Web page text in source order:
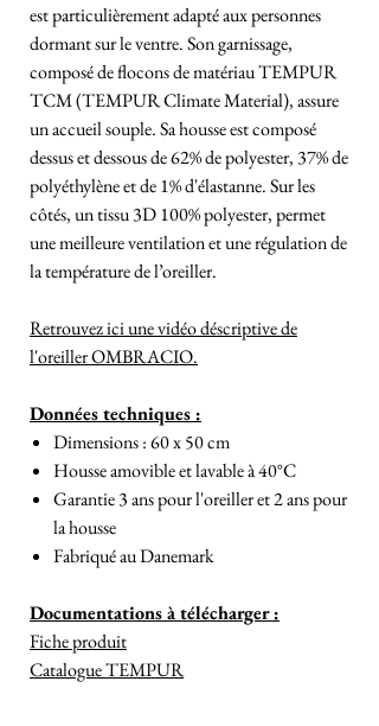
est particulièrement adapté aux personnes
dormant sur le ventre. Son garnissage,
composé de flocons de matériau TEMPUR
TCM (TEMPUR Climate Material), assure
un accueil souple. Sa housse est composé
dessus et dessous de 62% de polyester, 37% de
polyéthylène et de 1% d'élastanne. Sur les
côtés, un tissu 3D 100% polyester, permet
une meilleure ventilation et une régulation de
la température de l’oreiller.
Retrouvez ici une vidéo déscriptive de
l'oreiller OMBRACIO.
Données techniques :
Dimensions : 60 x 50 cm
Housse amovible et lavable à 40°C
Garantie 3 ans pour l'oreiller et 2 ans pour
la housse
Fabriqué au Danemark
Documentations à télécharger :
Fiche produit
Catalogue TEMPUR